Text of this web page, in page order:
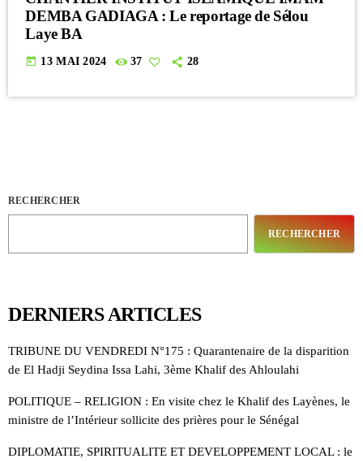
DEMBA GADIAGA : Le reportage de Sélou
Laye BA
today 13 MAI 2024 37 28
RECHERCHER
RECHERCHER
DERNIERS ARTICLES
TRIBUNE DU VENDREDI N°175 : Quarantenaire de la disparition
de El Hadji Seydina Issa Lahi, 3ème Khalif des Ahloulahi
POLITIQUE – RELIGION : En visite chez le Khalif des Layènes, le
ministre de l’Intérieur sollicite des prières pour le Sénégal
DIPLOMATIE, SPIRITUALITE ET DEVELOPPEMENT LOCAL : le